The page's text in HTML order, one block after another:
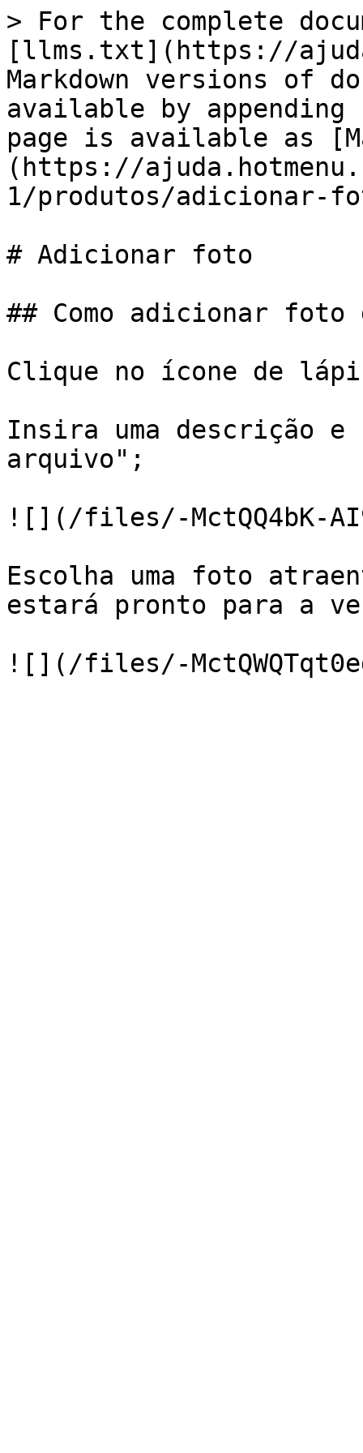
> For the complete
[llms.txt](https://
Markdown versions of
available by
page is available as
(https://
1/produtos/adicionar-
# Adicionar foto
## Como adicionar foto
Clique no ícone de
Insira uma descrição e
arquivo";
![](/files/-MctQQ4bK-
Escolha uma foto
estará pronto para a